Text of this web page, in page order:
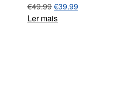
€49.99€39.99
Ler mais